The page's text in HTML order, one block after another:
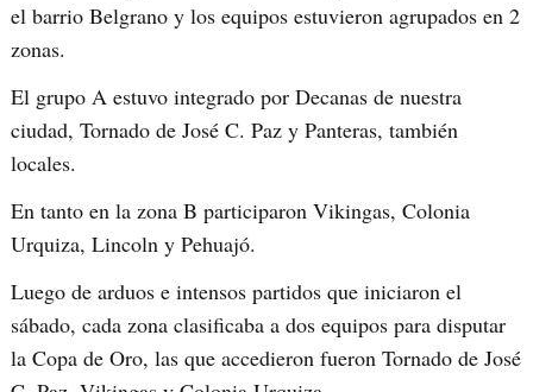
el barrio Belgrano y los equipos estuvieron agrupados en 2
zonas.
El grupo A estuvo integrado por Decanas de nuestra
ciudad, Tornado de José C. Paz y Panteras, también
locales.
En tanto en la zona B participaron Vikingas, Colonia
Urquiza, Lincoln y Pehuajó.
Luego de arduos e intensos partidos que iniciaron el
sábado, cada zona clasificaba a dos equipos para disputar
la Copa de Oro, las que accedieron fueron Tornado de José